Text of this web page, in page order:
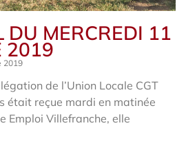
DU MERCREDI 11
2019
2019
de l’Union Locale CGT
était reçue mardi en matinée
Emploi Villefranche, elle